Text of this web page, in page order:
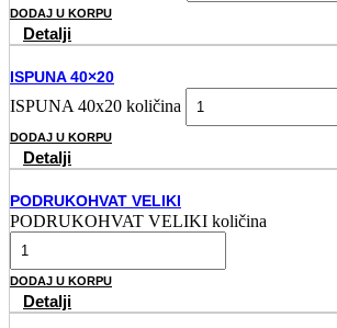
DODAJ U KORPU
Detalji
ISPUNA 40×20
ISPUNA 40x20 količina
DODAJ U KORPU
Detalji
PODRUKOHVAT VELIKI
PODRUKOHVAT VELIKI količina
DODAJ U KORPU
Detalji